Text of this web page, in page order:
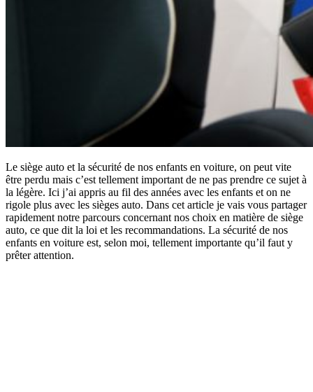
Le siège auto et la sécurité de nos enfants en voiture, on peut vite
être perdu mais c’est tellement important de ne pas prendre ce sujet à
la légère. Ici j’ai appris au fil des années avec les enfants et on ne
rigole plus avec les sièges auto. Dans cet article je vais vous partager
rapidement notre parcours concernant nos choix en matière de siège
auto, ce que dit la loi et les recommandations. La sécurité de nos
enfants en voiture est, selon moi, tellement importante qu’il faut y
prêter attention.